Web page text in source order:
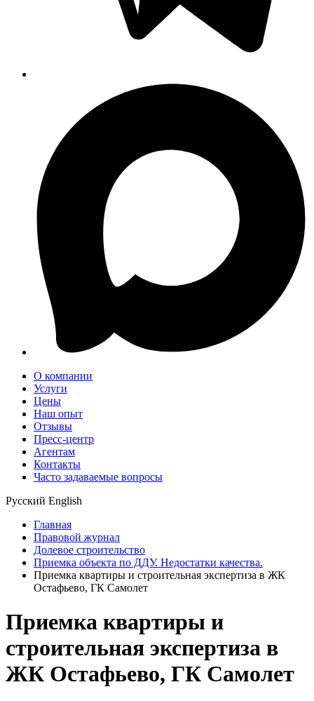
О компании
Услуги
Цены
Наш опыт
Отзывы
Пресс-центр
Агентам
Контакты
Часто задаваемые вопросы
Русский English
Главная
Правовой журнал
Долевое строительство
Приемка объекта по ДДУ. Недостатки качества.
Приемка квартиры и строительная экспертиза в ЖК
Остафьево, ГК Самолет
Приемка квартиры и
строительная экспертиза в
ЖК Остафьево, ГК Самолет